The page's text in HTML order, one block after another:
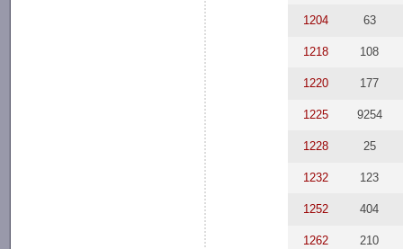
1204 63
1218 108
1220 177
1225 9254
1228 25
1232 123
1252 404
1262 210